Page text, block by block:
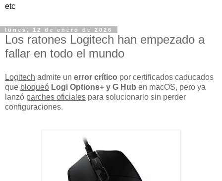
etc
lunes, 12 de enero de 2026
Los ratones Logitech han empezado a
fallar en todo el mundo
Logitech admite un error crítico por certificados caducados
que bloqueó Logi Options+ y G Hub en macOS, pero ya
lanzó parches oficiales para solucionarlo sin perder
configuraciones.